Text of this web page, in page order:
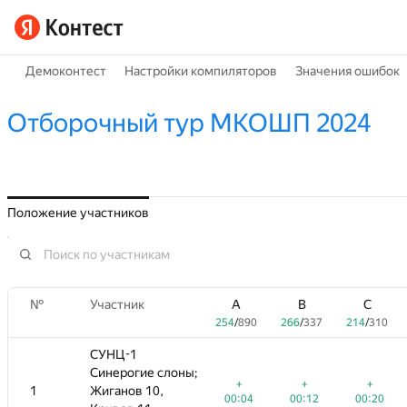
Демоконтест Настройки компиляторов Значения ошибок
Отборочный тур МКОШП 2024
Положение участников
№ Участник A
254/890
B
266/337
C
214/310
1
СУНЦ-1
Синерогие слоны;
Жиганов 10,
+
00:04
+
00:12
+
00:20
B C E
206/432
F
116/810
G
91/1096
00:12
00:20
00:31
+1
00:48
+2
01:17
+2
01:32
№ Участник A
254/890
B
266/337
C
214/310
1
СУНЦ-1
Синерогие слоны;
Жиганов 10,
+
00:04
+
00:12
+
00:20